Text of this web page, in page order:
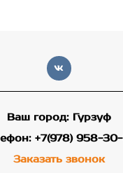
Ваш город: Гурзуф
+7(978) 958-
Заказать звонок